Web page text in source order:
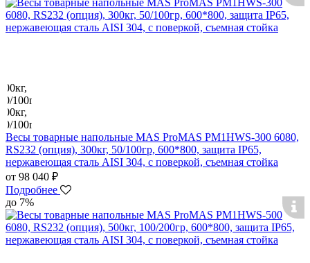
Весы товарные напольные MAS ProMAS PM1HWS-300 6080,
RS232 (опция), 300кг, 50/100гр, 600*800, защита IP65,
нержавеющая сталь AISI 304, с поверкой, съемная стойка
от 98 040 ₽
Подробнее
до 7%